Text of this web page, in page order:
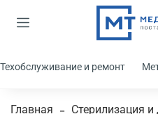
Техобслуживание и ремонт
Главная Стерилизация